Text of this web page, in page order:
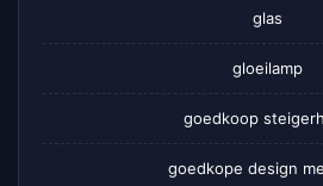
glas
gloeilamp
goedkoop
goedkope design